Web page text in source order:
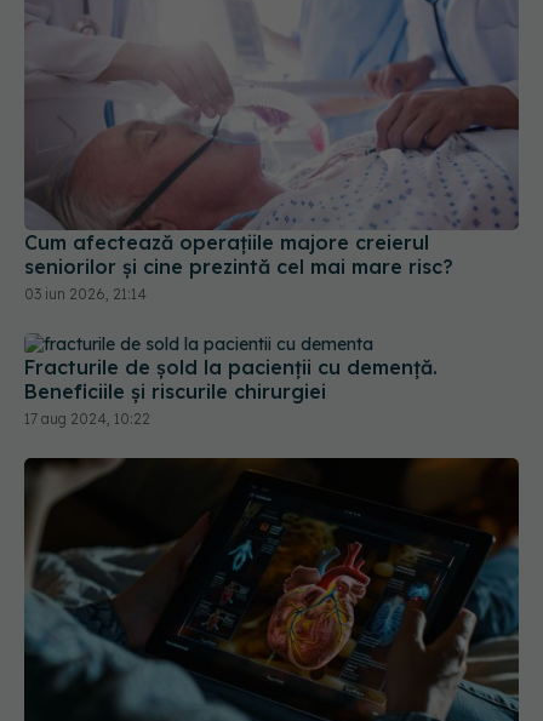
Cum afectează operațiile majore creierul
seniorilor și cine prezintă cel mai mare risc?
03 iun 2026, 21:14
Fracturile de șold la pacienții cu demență.
Beneficiile și riscurile chirurgiei
17 aug 2024, 10:22